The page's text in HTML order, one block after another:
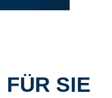
FÜR SIE